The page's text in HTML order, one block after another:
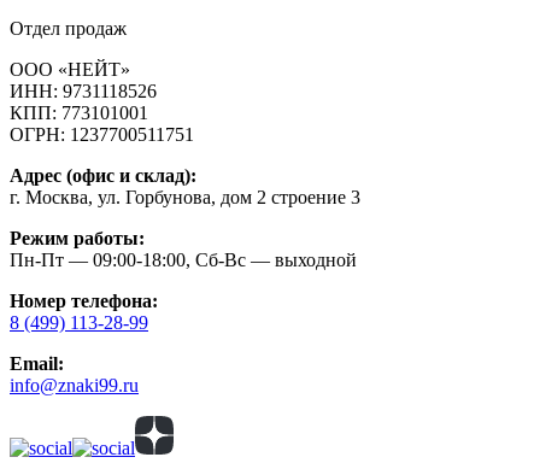
Отдел продаж
ООО «НЕЙТ»
ИНН: 9731118526
КПП: 773101001
ОГРН: 1237700511751
Адрес (офис и склад):
г. Москва, ул. Горбунова, дом 2 строение 3
Режим работы:
Пн-Пт — 09:00-18:00, Сб-Вс — выходной
Номер телефона:
8 (499) 113-28-99
Email:
info@znaki99.ru